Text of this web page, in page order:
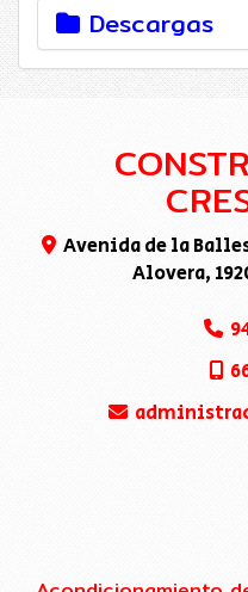
Descargas
Avenida de la
Alovera,